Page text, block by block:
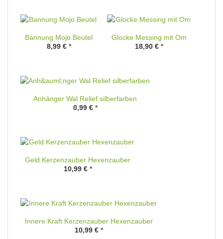
Bannung Mojo Beutel
8,99 € *
Glocke Messing mit Om
18,90 € *
Anhänger Wal Relief silberfarben
0,99 € *
Geld Kerzenzauber Hexenzauber
10,99 € *
Innere Kraft Kerzenzauber Hexenzauber
10,99 € *